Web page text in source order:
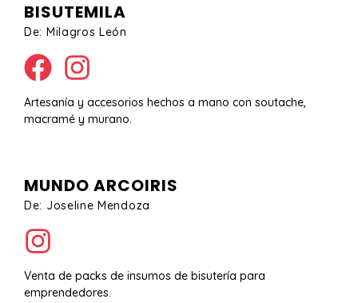
BISUTEMILA
De: Milagros León
Artesanía y accesorios hechos a mano con soutache,
macramé y murano.
MUNDO ARCOIRIS
De: Joseline Mendoza
Venta de packs de insumos de bisutería para
emprendedores.